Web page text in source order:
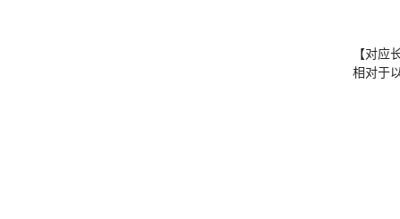
【对应
相对于